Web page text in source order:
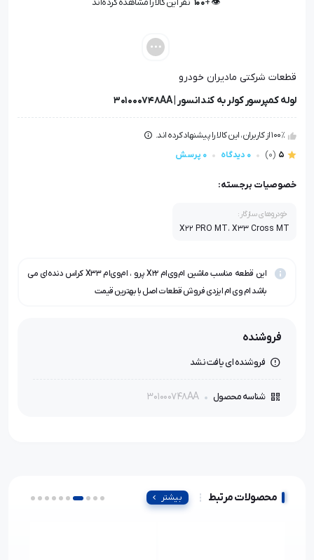
قطعات شرکتی مادیران خودرو
لوله کمپرسور کولر به کندانسور | 301000748AA
100٪ از کاربران، این کالا را پیشنهاد کرده اند.
5
(0) 0 دیدگاه 0 پرسش
خصوصیات برجسته:
خودروهای سازگار:
X22 PRO MT، X33 Cross MT
این قطعه مناسب ماشین ام‌وی‌ام X22 پرو ، ام‌وی‌ام X33 کراس دنده‌ای می
باشد ام وی ام ایزدی فروش قطعات اصل با بهترین قیمت
فروشنده
فروشنده ای یافت نشد
شناسه محصول 301000748AA
محصولات مرتبط بیشتر